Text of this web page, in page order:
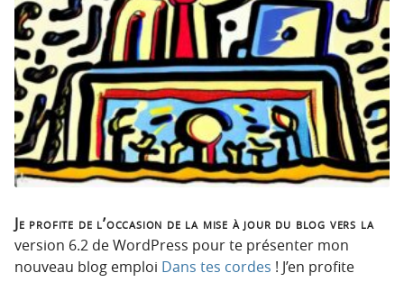
Je profite de l’occasion de la mise à jour du blog vers la
version 6.2 de WordPress pour te présenter mon
nouveau blog emploi Dans tes cordes ! J’en profite